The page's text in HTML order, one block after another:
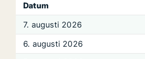
Datum
7. augusti 2026
6. augusti 2026